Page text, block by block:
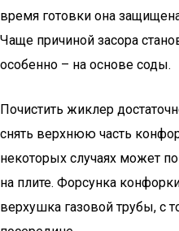
время готовки она
Чаще причиной засора
особенно – на основе соды.
Почистить жиклер
снять верхнюю часть
некоторых случаях может
на плите. Форсунка
верхушка газовой трубы, с